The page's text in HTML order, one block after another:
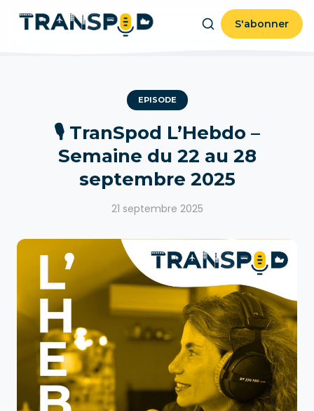
S'abonner
EPISODE
🎙️ TranSpod L’Hebdo –
Semaine du 22 au 28
septembre 2025
21 septembre 2025